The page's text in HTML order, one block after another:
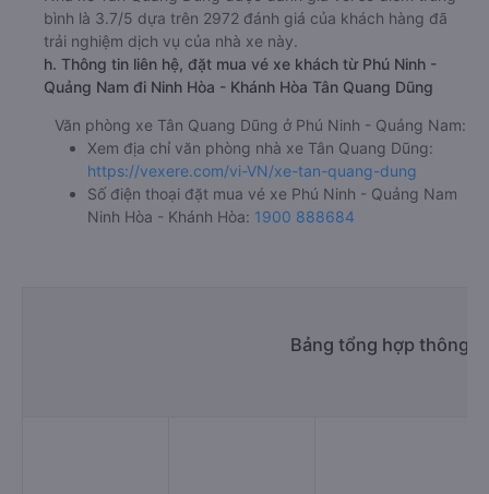
bình là 3.7/5 dựa trên 2972 đánh giá của khách hàng đã
trải nghiệm dịch vụ của nhà xe này.
h. Thông tin liên hệ, đặt mua vé xe khách từ Phú Ninh -
Quảng Nam đi Ninh Hòa - Khánh Hòa Tân Quang Dũng
Văn phòng xe Tân Quang Dũng ở Phú Ninh - Quảng Nam:
Xem địa chỉ văn phòng nhà xe Tân Quang Dũng:
https://vexere.com/vi-VN/xe-tan-quang-dung
Số điện thoại đặt mua vé xe Phú Ninh - Quảng Nam
Ninh Hòa - Khánh Hòa: 1900 888684
Bảng tổng hợp thông